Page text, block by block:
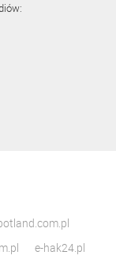
e-hak24.pl